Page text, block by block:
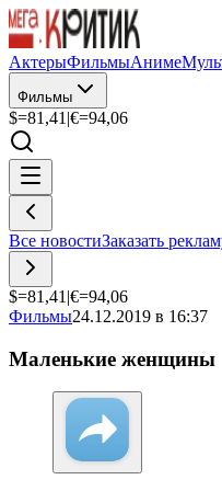
АктерыФильмыАниме
Фильмы
$=81,41 |€=94,06
Все новостиЗаказать
$=81,41 |€=94,06
Фильмы24.12.2019 в 16:37
Маленькие женщины